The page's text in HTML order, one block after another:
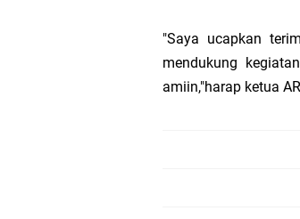
"Saya ucapkan
mendukung
amiin,"harap ketua